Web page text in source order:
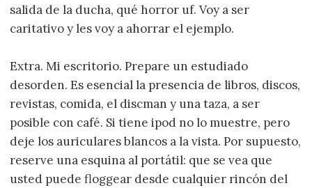
salida de la ducha, qué horror uf. Voy a ser
caritativo y les voy a ahorrar el ejemplo.
Extra. Mi escritorio. Prepare un estudiado
desorden. Es esencial la presencia de libros, discos,
revistas, comida, el discman y una taza, a ser
posible con café. Si tiene ipod no lo muestre, pero
deje los auriculares blancos a la vista. Por supuesto,
reserve una esquina al portátil: que se vea que
usted puede floggear desde cualquier rincón del